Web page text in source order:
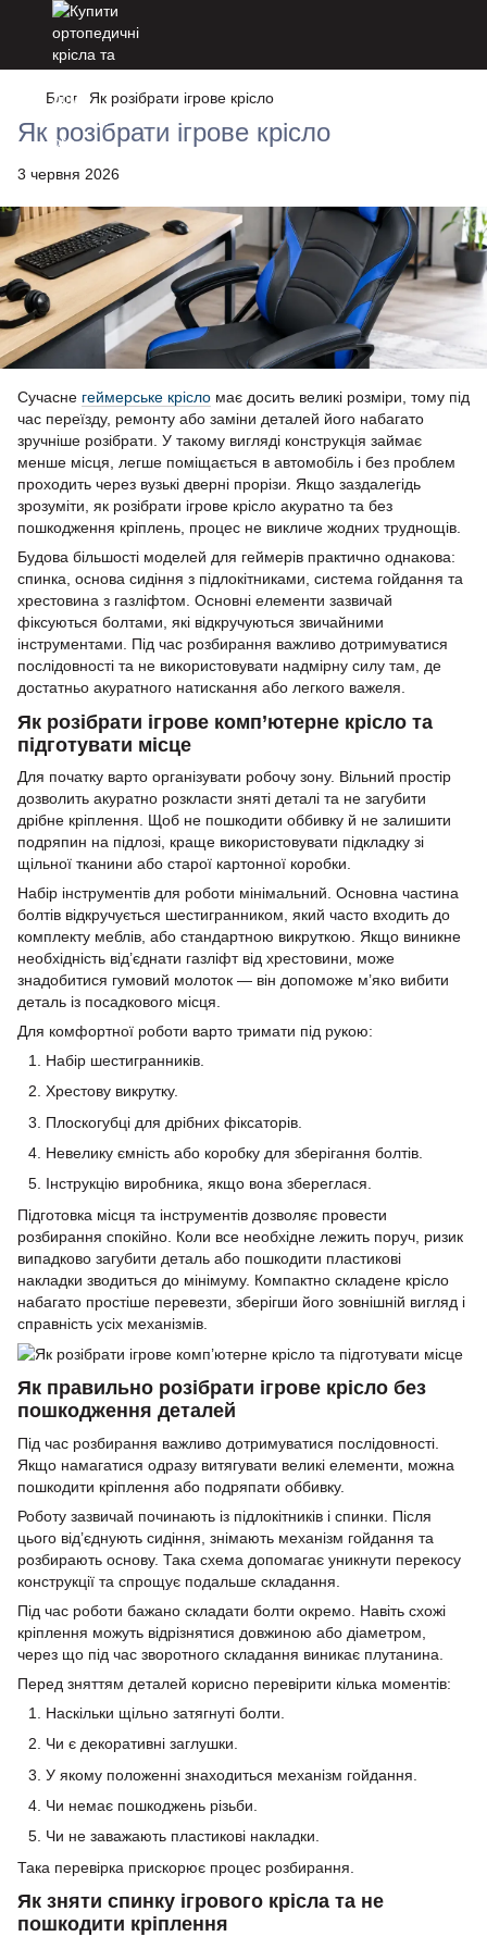
Блог Як розібрати ігрове крісло
Як розібрати ігрове крісло
3 червня 2026
Сучасне геймерське крісло має досить великі розміри, тому під
час переїзду, ремонту або заміни деталей його набагато
зручніше розібрати. У такому вигляді конструкція займає
менше місця, легше поміщається в автомобіль і без проблем
проходить через вузькі дверні прорізи. Якщо заздалегідь
зрозуміти, як розібрати ігрове крісло акуратно та без
пошкодження кріплень, процес не викличе жодних труднощів.
Будова більшості моделей для геймерів практично однакова:
спинка, основа сидіння з підлокітниками, система гойдання та
хрестовина з газліфтом. Основні елементи зазвичай
фіксуються болтами, які відкручуються звичайними
інструментами. Під час розбирання важливо дотримуватися
послідовності та не використовувати надмірну силу там, де
достатньо акуратного натискання або легкого важеля.
Як розібрати ігрове комп’ютерне крісло та
підготувати місце
Для початку варто організувати робочу зону. Вільний простір
дозволить акуратно розкласти зняті деталі та не загубити
дрібне кріплення. Щоб не пошкодити оббивку й не залишити
подряпин на підлозі, краще використовувати підкладку зі
щільної тканини або старої картонної коробки.
Набір інструментів для роботи мінімальний. Основна частина
болтів відкручується шестигранником, який часто входить до
комплекту меблів, або стандартною викруткою. Якщо виникне
необхідність від’єднати газліфт від хрестовини, може
знадобитися гумовий молоток — він допоможе м’яко вибити
деталь із посадкового місця.
Для комфортної роботи варто тримати під рукою:
Набір шестигранників.
Хрестову викрутку.
Плоскогубці для дрібних фіксаторів.
Невелику ємність або коробку для зберігання болтів.
Інструкцію виробника, якщо вона збереглася.
Підготовка місця та інструментів дозволяє провести
розбирання спокійно. Коли все необхідне лежить поруч, ризик
випадково загубити деталь або пошкодити пластикові
накладки зводиться до мінімуму. Компактно складене крісло
набагато простіше перевезти, зберігши його зовнішній вигляд і
справність усіх механізмів.
Як правильно розібрати ігрове крісло без
пошкодження деталей
Під час розбирання важливо дотримуватися послідовності.
Якщо намагатися одразу витягувати великі елементи, можна
пошкодити кріплення або подряпати оббивку.
Роботу зазвичай починають із підлокітників і спинки. Після
цього від’єднують сидіння, знімають механізм гойдання та
розбирають основу. Така схема допомагає уникнути перекосу
конструкції та спрощує подальше складання.
Під час роботи бажано складати болти окремо. Навіть схожі
кріплення можуть відрізнятися довжиною або діаметром,
через що під час зворотного складання виникає плутанина.
Перед зняттям деталей корисно перевірити кілька моментів:
Наскільки щільно затягнуті болти.
Чи є декоративні заглушки.
У якому положенні знаходиться механізм гойдання.
Чи немає пошкоджень різьби.
Чи не заважають пластикові накладки.
Така перевірка прискорює процес розбирання.
Як зняти спинку ігрового крісла та не
пошкодити кріплення